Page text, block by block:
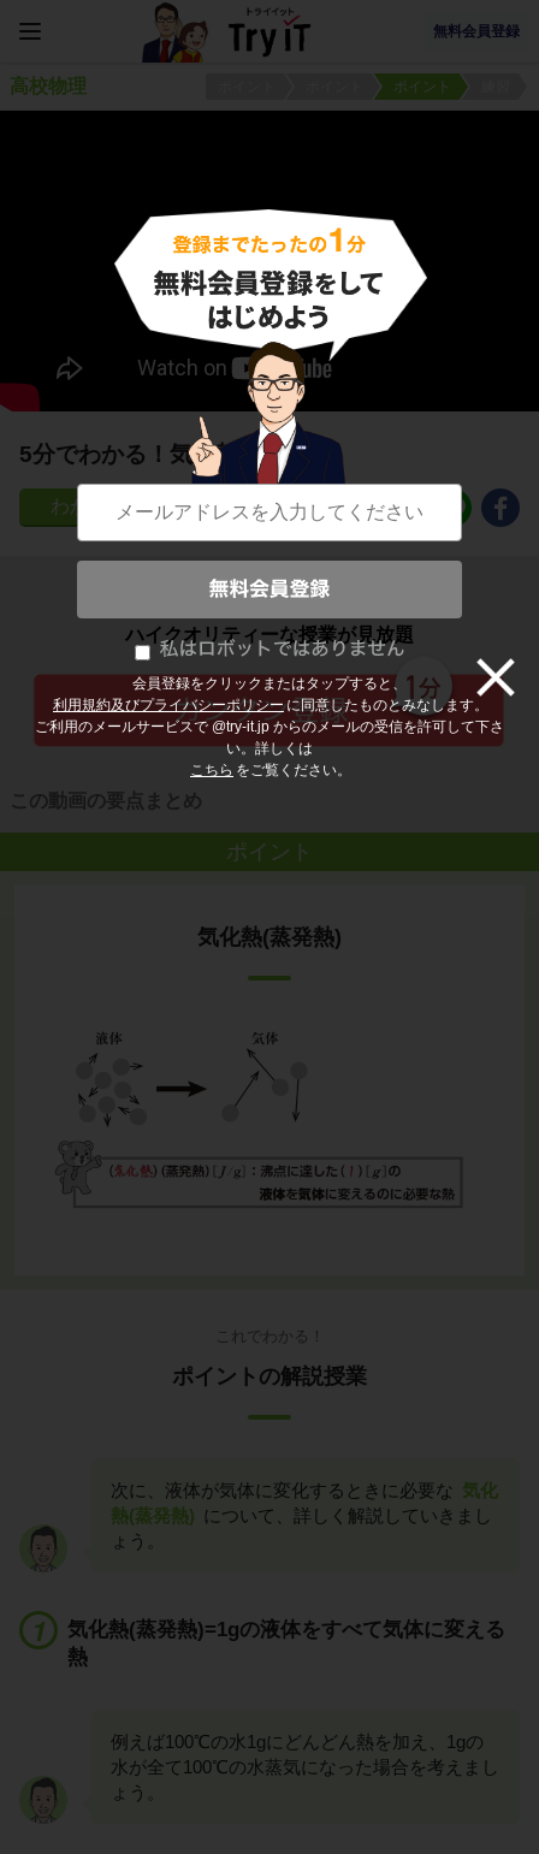
無料会員登録
会員登録をクリックまたはタップすると、
利用規約及びプライバシーポリシー に同意したものとみなします。
ご利用のメールサービスで @try-it.jp からのメールの受信を許可して下さ
い。詳しくは
こちら をご覧ください。
高校物理 ポイント
5分でわかる！気化熱（蒸発熱）
80
子どもの勉強から大人の学び直しまで
ハイクオリティーな授業が見放題
この動画の要点まとめ
ポイント
気化熱(蒸発熱)
これでわかる！
ポイントの解説授業
次に、液体が気体に変化するときに必要な 気化
熱(蒸発熱) について、詳しく解説していきまし
ょう。
気化熱(蒸発熱)=1gの液体をすべて気体に変える
熱
例えば100℃の水1gにどんどん熱を加え、1gの
水が全て100℃の水蒸気になった場合を考えまし
ょう。